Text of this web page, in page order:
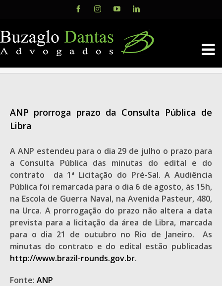
content
FacebookInstagramYouTubeLinkedIn
ANP prorroga prazo da Consulta Pública de
Libra
A ANP estendeu para o dia 29 de julho o prazo para
a Consulta Pública das minutas do edital e do
contrato da 1ª Licitação do Pré-Sal. A Audiência
Pública foi remarcada para o dia 6 de agosto, às 15h,
na Escola de Guerra Naval, na Avenida Pasteur, 480,
na Urca. A prorrogação do prazo não altera a data
prevista para a licitação da área de Libra, marcada
para o dia 21 de outubro no Rio de Janeiro. As
minutas do contrato e do edital estão publicadas
http://www.brazil-rounds.gov.br.
Fonte: ANP